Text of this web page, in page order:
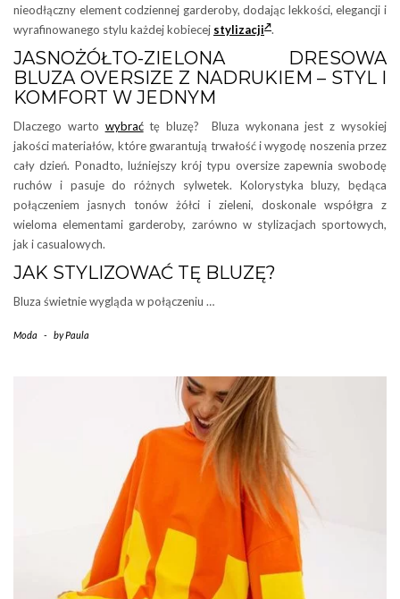
nieodłączny element codziennej garderoby, dodając lekkości, elegancji i
wyrafinowanego stylu każdej kobiecej stylizacji .
JASNOŻÓŁTO-ZIELONA DRESOWA
BLUZA OVERSIZE Z NADRUKIEM – STYL I
KOMFORT W JEDNYM
Dlaczego warto wybraćtę bluzę? Bluza wykonana jest z wysokiej
jakości materiałów, które gwarantują trwałość i wygodę noszenia przez
cały dzień. Ponadto, luźniejszy krój typu oversize zapewnia swobodę
ruchów i pasuje do różnych sylwetek. Kolorystyka bluzy, będąca
połączeniem jasnych tonów żółci i zieleni, doskonale współgra z
wieloma elementami garderoby, zarówno w stylizacjach sportowych,
jak i casualowych.
JAK STYLIZOWAĆ TĘ BLUZĘ?
Bluza świetnie wygląda w połączeniu …
Moda - byPaula